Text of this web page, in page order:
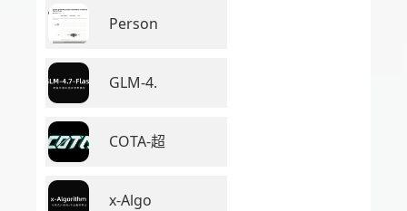
Person
GLM-4.
COTA-超
x-Algo